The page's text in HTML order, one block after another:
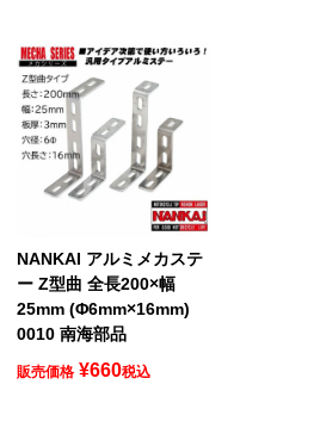
NANKAI アルミメカステ
ー Z型曲 全長200×幅
25mm (Φ6mm×16mm)
0010 南海部品
販売価格 ¥660税込